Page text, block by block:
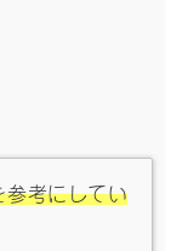
参考にしてい